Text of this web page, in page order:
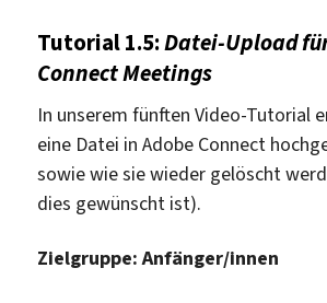
Tutorial 1.5:Datei-Upload
Connect Meetings
In unserem fünften Video-Tutorial
eine Datei in Adobe Connect
sowie wie sie wieder gelöscht
dies gewünscht ist).
Zielgruppe: Anfänger/innen